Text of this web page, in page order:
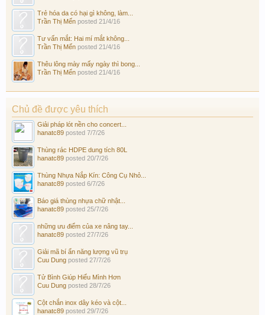
Trẻ hóa da có hại gì không, làm...
Trần Thị Mến posted 21/4/16
Tư vấn mắt: Hai mí mắt không...
Trần Thị Mến posted 21/4/16
Thêu lông mày mấy ngày thì bong...
Trần Thị Mến posted 21/4/16
Chủ đề được yêu thích
Giải pháp lót nền cho concert...
hanatc89 posted 7/7/26
Thùng rác HDPE dung tích 80L
hanatc89 posted 20/7/26
Thùng Nhựa Nắp Kín: Công Cụ Nhỏ...
hanatc89 posted 6/7/26
Báo giá thùng nhựa chữ nhật...
hanatc89 posted 25/7/26
những ưu điểm của xe nâng tay...
hanatc89 posted 27/7/26
Giải mã bí ẩn năng lượng vũ trụ
Cuu Dung posted 27/7/26
Tử Bình Giúp Hiểu Mình Hơn
Cuu Dung posted 28/7/26
Cột chắn inox dây kéo và cột...
hanatc89 posted 29/7/26